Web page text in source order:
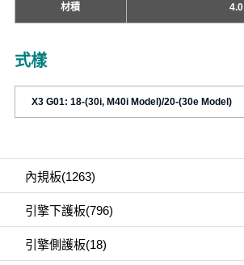
材積 4.0
式樣
X3 G01: 18-(30i, M40i Model)/20-(30e Model)
內規板(1263)
引擎下護板(796)
引擎側護板(18)